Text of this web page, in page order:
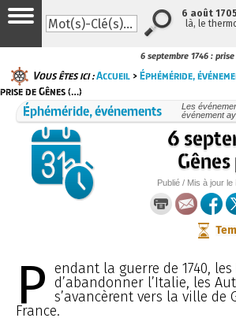
6 septembre 1746 :
Vous êtes ici :Accueil >Éphéméride,
prise de Gênes (…)
Éphéméride, événements
Les
événement
6
Publié / Mis à jour le
P endant la guerre de 1740,
d’abandonner l’Italie, les
s’avancèrent vers la ville de
France.
6 août
là, le